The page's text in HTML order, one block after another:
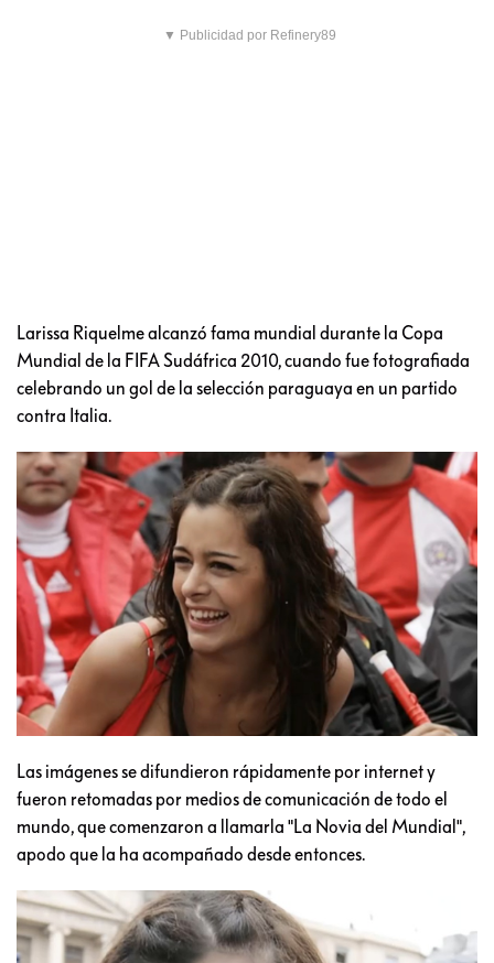
▼ Publicidad por Refinery89
Larissa Riquelme alcanzó fama mundial durante la Copa
Mundial de la FIFA Sudáfrica 2010, cuando fue fotografiada
celebrando un gol de la selección paraguaya en un partido
contra Italia.
Las imágenes se difundieron rápidamente por internet y
fueron retomadas por medios de comunicación de todo el
mundo, que comenzaron a llamarla "La Novia del Mundial",
apodo que la ha acompañado desde entonces.